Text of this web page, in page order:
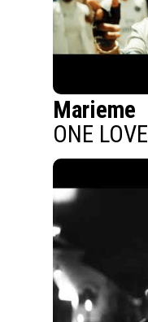
Marieme
ONE LOVE